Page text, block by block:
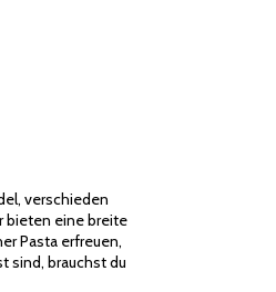
verschieden
bieten eine breite
Pasta erfreuen,
sind, brauchst du